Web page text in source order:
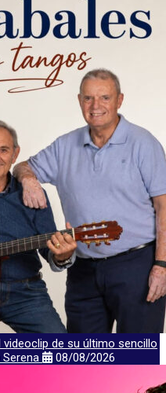
de su último sencillo
08/08/2026